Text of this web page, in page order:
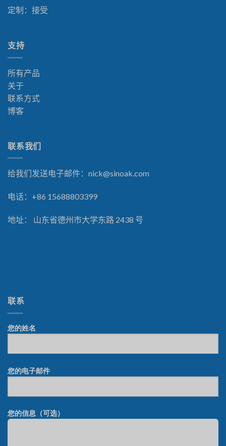
定制：接受
支持
所有产品
关于
联系方式
博客
联系我们
给我们发送电子邮件： nick@sinoak.com
电话：+86 15688803399
地址： 山东省德州市大学东路 2438 号
联系
您的姓名
您的电子邮件
您的信息（可选）